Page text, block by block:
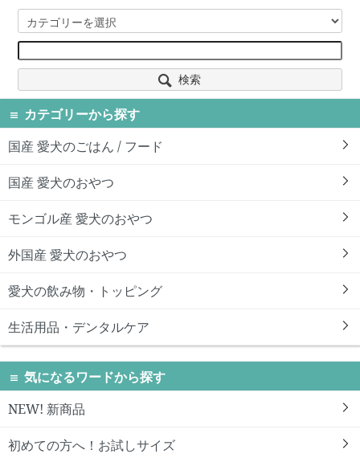
検索
カテゴリーから探す
国産 愛犬のごはん / フード
国産 愛犬のおやつ
モンゴル産 愛犬のおやつ
外国産 愛犬のおやつ
愛犬の飲み物・トッピング
生活用品・デンタルケア
気になるワードから探す
NEW! 新商品
初めての方へ！お試しサイズ